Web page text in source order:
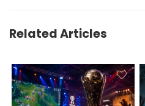
Related Articles